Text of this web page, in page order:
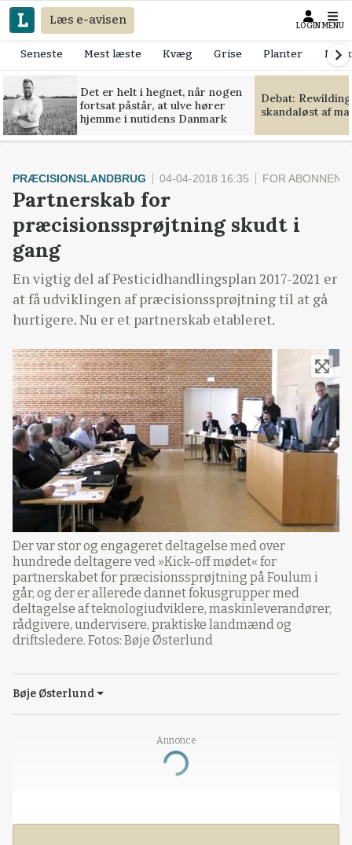
Læs e-avisen LOGIN MENU
Seneste Mest læste Kvæg Grise Planter
Det er helt i hegnet, når nogen
fortsat påstår, at ulve hører
hjemme i nutidens Danmark
Debat:
skandaløst af
Annonce
Loading...
PRÆCISIONSLANDBRUG 04-04-2018 16:35 FOR
Partnerskab for
præcisionssprøjtning skudt i
gang
En vigtig del af Pesticidhandlingsplan 2017-2021 er
at få udviklingen af præcisionssprøjtning til at gå
hurtigere. Nu er et partnerskab etableret.
Der var stor og engageret deltagelse med over
hundrede deltagere ved »Kick-off mødet« for
partnerskabet for præcisionssprøjtning på Foulum i
går, og der er allerede dannet fokusgrupper med
deltagelse af teknologiudviklere, maskinleverandører,
rådgivere, undervisere, praktiske landmænd og
driftsledere. Fotos: Bøje Østerlund
Bøje Østerlund